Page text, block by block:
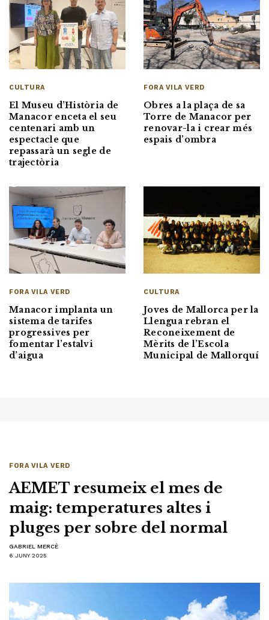
CULTURA
El Museu d’Història de
Manacor enceta el seu
centenari amb un
espectacle que
repassarà un segle de
trajectòria
FORA VILA VERD
Obres a la plaça de sa
Torre de Manacor per
renovar-la i crear més
espais d’ombra
FORA VILA VERD
Manacor implanta un
sistema de tarifes
progressives per
fomentar l’estalvi
d’aigua
CULTURA
Joves de Mallorca per la
Llengua rebran el
Reconeixement de
Mèrits de l’Escola
Municipal de Mallorquí
FORA VILA VERD
AEMET resumeix el mes de
maig: temperatures altes i
pluges per sobre del normal
GABRIEL MERCÈ
6 JUNY 2025